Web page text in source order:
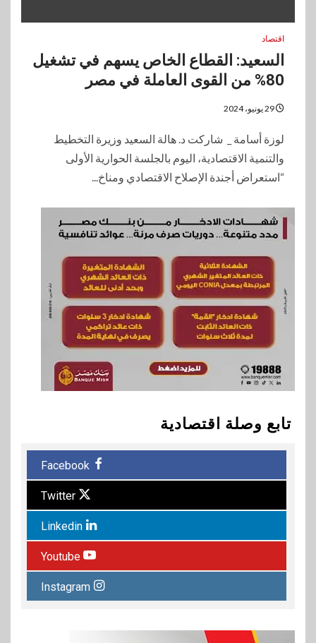
اقتصاد
السعيد: القطاع الخاص يسهم في تشغيل
80% من القوى العاملة في مصر
لوزة أسامة _ شاركت د. هالة السعيد وزيرة التخطيط
والتنمية الاقتصادية، اليوم بالجلسة الحوارية الأولى
“استعراض أجندة الإصلاح الاقتصادي ومناخ...
تابع وصلة اقتصادية
Facebook
Twitter
Linkedin
Youtube
Instagram